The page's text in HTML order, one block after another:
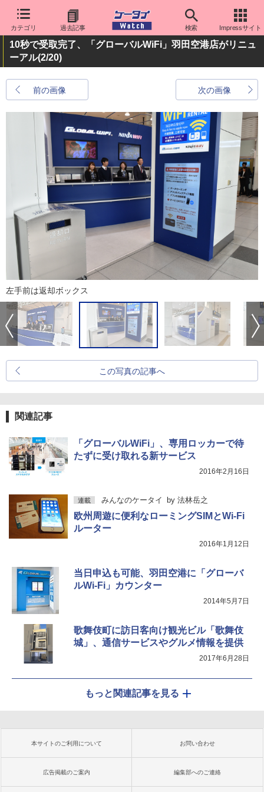
カテゴリ 過去記事 検索 Impressサイト
10秒で受取完了、「グローバルWiFi」羽田空港店がリニュ
ーアル(2/20)
前の画像 次の画像
左手前は返却ボックス
この写真の記事へ
関連記事
「グローバルWiFi」、専用ロッカーで待
たずに受け取れる新サービス
2016年2月16日
連載 みんなのケータイ by 法林岳之
欧州周遊に便利なローミングSIMとWi-Fi
ルーター
2016年1月12日
当日申込も可能、羽田空港に「グローバ
ルWi-Fi」カウンター
2014年5月7日
歌舞伎町に訪日客向け観光ビル「歌舞伎
城」、通信サービスやグルメ情報を提供
2017年6月28日
もっと関連記事を見る
本サイトのご利用について お問い合わせ
広告掲載のご案内 編集部へのご連絡